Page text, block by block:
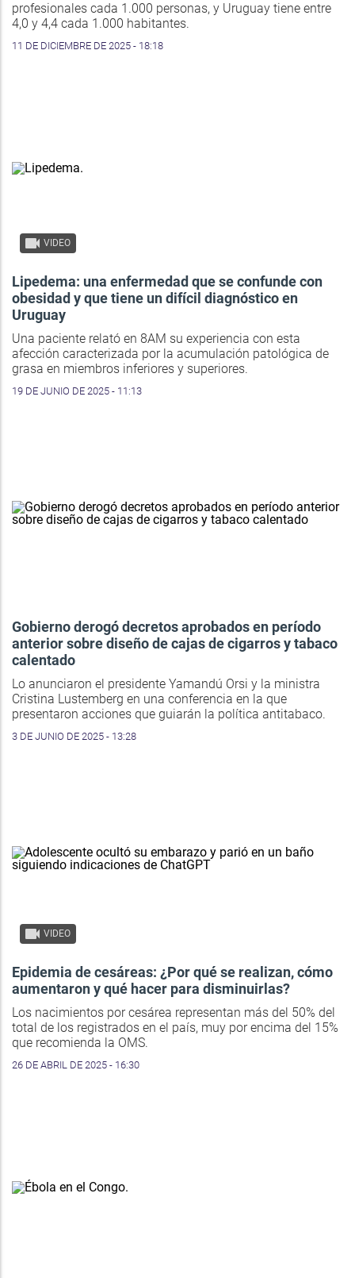
profesionales cada 1.000 personas, y Uruguay tiene entre
4,0 y 4,4 cada 1.000 habitantes.
11 DE DICIEMBRE DE 2025 - 18:18
VIDEO
Lipedema: una enfermedad que se confunde con
obesidad y que tiene un difícil diagnóstico en
Uruguay
Una paciente relató en 8AM su experiencia con esta
afección caracterizada por la acumulación patológica de
grasa en miembros inferiores y superiores.
19 DE JUNIO DE 2025 - 11:13
Gobierno derogó decretos aprobados en período
anterior sobre diseño de cajas de cigarros y tabaco
calentado
Lo anunciaron el presidente Yamandú Orsi y la ministra
Cristina Lustemberg en una conferencia en la que
presentaron acciones que guiarán la política antitabaco.
3 DE JUNIO DE 2025 - 13:28
VIDEO
Epidemia de cesáreas: ¿Por qué se realizan, cómo
aumentaron y qué hacer para disminuirlas?
Los nacimientos por cesárea representan más del 50% del
total de los registrados en el país, muy por encima del 15%
que recomienda la OMS.
26 DE ABRIL DE 2025 - 16:30